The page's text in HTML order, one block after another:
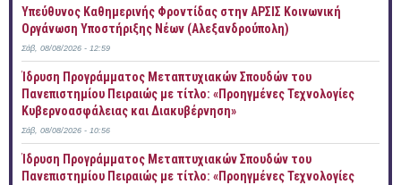
Yπεύθυνος Καθημερινής Φροντίδας στην ΑΡΣΙΣ Κοινωνική
Οργάνωση Υποστήριξης Νέων (Αλεξανδρούπολη)
Σάβ, 08/08/2026 - 12:59
Ίδρυση Προγράμματος Μεταπτυχιακών Σπουδών του
Πανεπιστημίου Πειραιώς με τίτλο: «Προηγμένες Τεχνολογίες
Κυβερνοασφάλειας και Διακυβέρνηση»
Σάβ, 08/08/2026 - 10:56
Ίδρυση Προγράμματος Μεταπτυχιακών Σπουδών του
Πανεπιστημίου Πειραιώς με τίτλο: «Προηγμένες Τεχνολογίες